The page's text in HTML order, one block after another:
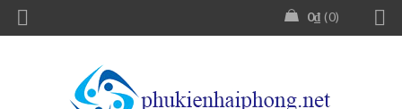
0₫ 0